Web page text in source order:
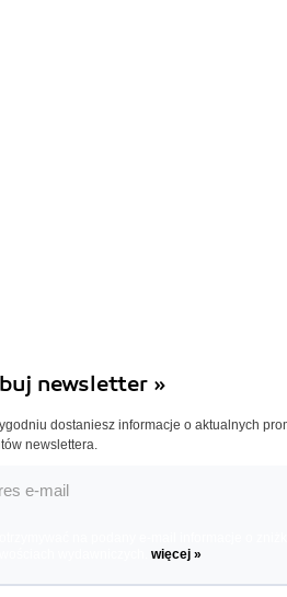
newsletter »
dostaniesz informacje o aktualnych
newslettera.
więcej »